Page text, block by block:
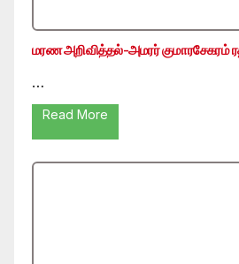
மரண அறிவித்தல்-அமரர் குமாரசேகரம்
…
Read More